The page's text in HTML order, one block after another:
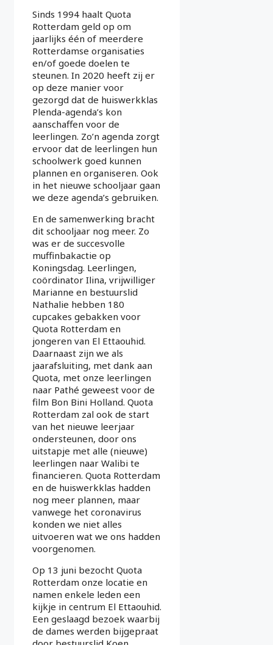
Sinds 1994 haalt Quota
Rotterdam geld op om
jaarlijks één of meerdere
Rotterdamse organisaties
en/of goede doelen te
steunen. In 2020 heeft zij er
op deze manier voor
gezorgd dat de huiswerkklas
Plenda-agenda’s kon
aanschaffen voor de
leerlingen. Zo’n agenda zorgt
ervoor dat de leerlingen hun
schoolwerk goed kunnen
plannen en organiseren. Ook
in het nieuwe schooljaar gaan
we deze agenda’s gebruiken.
En de samenwerking bracht
dit schooljaar nog meer. Zo
was er de succesvolle
muffinbakactie op
Koningsdag. Leerlingen,
coördinator Ilina, vrijwilliger
Marianne en bestuurslid
Nathalie hebben 180
cupcakes gebakken voor
Quota Rotterdam en
jongeren van El Ettaouhid.
Daarnaast zijn we als
jaarafsluiting, met dank aan
Quota, met onze leerlingen
naar Pathé geweest voor de
film Bon Bini Holland. Quota
Rotterdam zal ook de start
van het nieuwe leerjaar
ondersteunen, door ons
uitstapje met alle (nieuwe)
leerlingen naar Walibi te
financieren. Quota Rotterdam
en de huiswerkklas hadden
nog meer plannen, maar
vanwege het coronavirus
konden we niet alles
uitvoeren wat we ons hadden
voorgenomen.
Op 13 juni bezocht Quota
Rotterdam onze locatie en
namen enkele leden een
kijkje in centrum El Ettaouhid.
Een geslaagd bezoek waarbij
de dames werden bijgepraat